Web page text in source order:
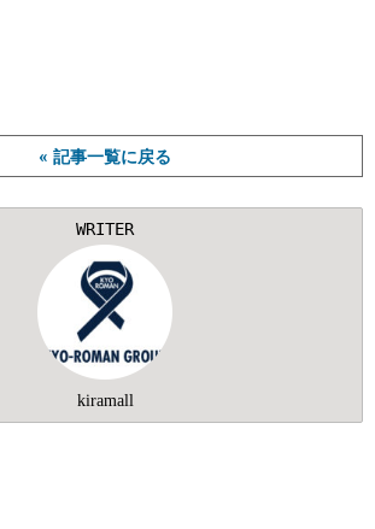
« 記事一覧に戻る
WRITER
kiramall